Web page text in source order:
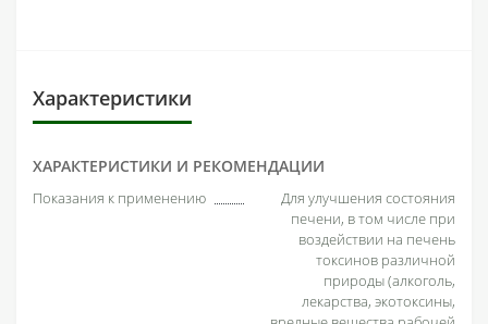
Характеристики
ХАРАКТЕРИСТИКИ И РЕКОМЕНДАЦИИ
Показания к применению
Для улучшения состояния
печени, в том числе при
воздействии на печень
токсинов различной
природы (алкоголь,
лекарства, экотоксины,